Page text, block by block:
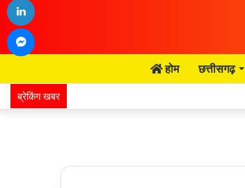
होम छत्तीसगढ़
ब्रेकिंग खबर